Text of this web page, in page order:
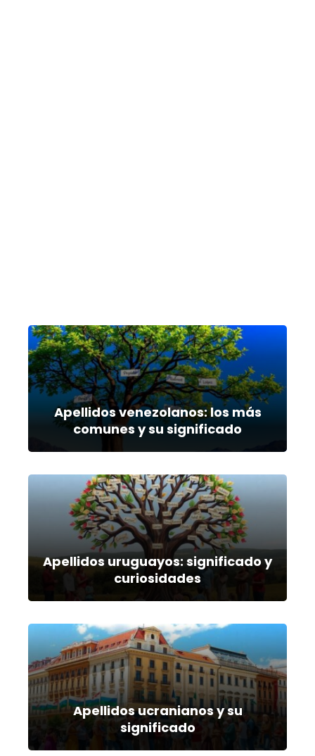
Apellidos venezolanos: los más
comunes y su significado
Apellidos uruguayos: significado y
curiosidades
Apellidos ucranianos y su
significado